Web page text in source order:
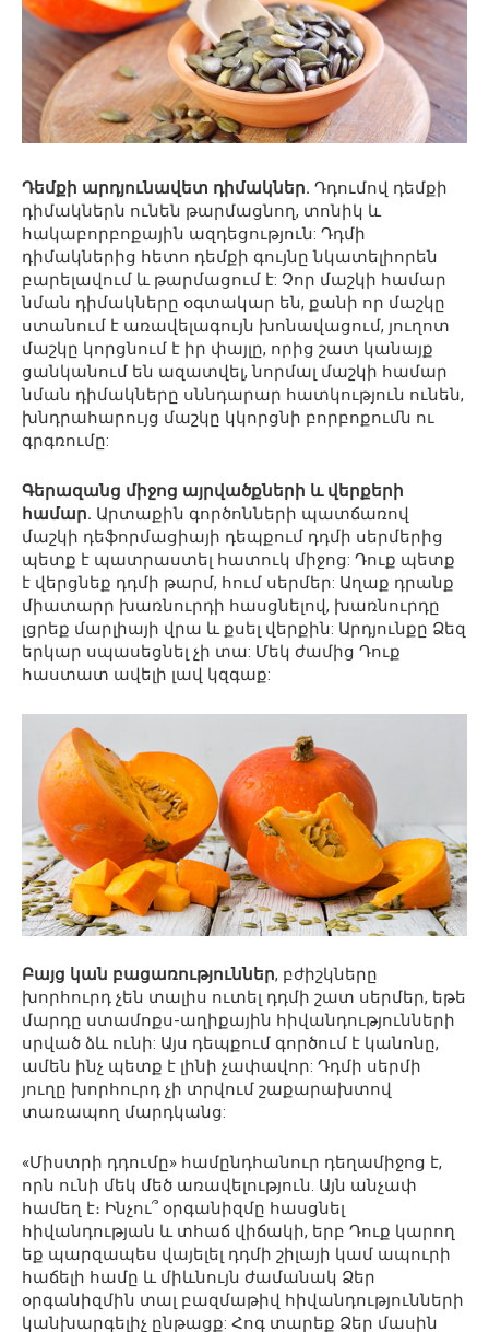
Դեմքի արդյունավետ դիմակներ. Դդումով դեմքի
դիմակներն ունեն թարմացնող, տոնիկ և
հակաբորբոքային ազդեցություն: Դդմի
դիմակներից հետո դեմքի գույնը նկատելիորեն
բարելավում և թարմացում է: Չոր մաշկի համար
նման դիմակները օգտակար են, քանի որ մաշկը
ստանում է առավելագույն խոնավացում, յուղոտ
մաշկը կորցնում է իր փայլը, որից շատ կանայք
ցանկանում են ազատվել, նորմալ մաշկի համար
նման դիմակները սննդարար հատկություն ունեն,
խնդրահարույց մաշկը կկորցնի բորբոքումն ու
գրգռումը:
Գերազանց միջոց այրվածքների և վերքերի
համար. Արտաքին գործոնների պատճառով
մաշկի դեֆորմացիայի դեպքում դդմի սերմերից
պետք է պատրաստել հատուկ միջոց: Դուք պետք
է վերցնեք դդմի թարմ, հում սերմեր: Աղաք դրանք
միատարր խառնուրդի հասցնելով, խառնուրդը
լցրեք մարլիայի վրա և քսել վերքին: Արդյունքը Ձեզ
երկար սպասեցնել չի տա: Մեկ ժամից Դուք
հաստատ ավելի լավ կզգաք:
Բայց կան բացառություններ, բժիշկները
խորհուրդ չեն տալիս ուտել դդմի շատ սերմեր, եթե
մարդը ստամոքս-աղիքային հիվանդությունների
սրված ձև ունի: Այս դեպքում գործում է կանոնը,
ամեն ինչ պետք է լինի չափավոր: Դդմի սերմի
յուղը խորհուրդ չի տրվում շաքարախտով
տառապող մարդկանց:
«Միստրի դդումը» համընդհանուր դեղամիջոց է,
որն ունի մեկ մեծ առավելություն. Այն անչափ
համեղ է։ Ինչու՞ օրգանիզմը հասցնել
հիվանդության և տհաճ վիճակի, երբ Դուք կարող
եք պարզապես վայելել դդմի շիլայի կամ ապուրի
հաճելի համը և միևնույն ժամանակ Ձեր
օրգանիզմին տալ բազմաթիվ հիվանդությունների
կանխարգելիչ ընթացք: Հոգ տարեք Ձեր մասին